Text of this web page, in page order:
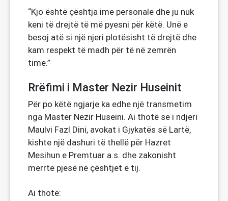
“Kjo është çështja ime personale dhe ju nuk
keni të drejtë të më pyesni për këtë. Unë e
besoj atë si një njeri plotësisht të drejtë dhe
kam respekt të madh për të në zemrën
time.”
Rrëfimi i Master Nezir Huseinit
Për po këtë ngjarje ka edhe një transmetim
nga Master Nezir Huseini. Ai thotë se i ndjeri
Maulvi Fazl Dini, avokat i Gjykatës së Lartë,
kishte një dashuri të thellë për Hazret
Mesihun e Premtuar a.s. dhe zakonisht
merrte pjesë në çështjet e tij.
Ai thotë: